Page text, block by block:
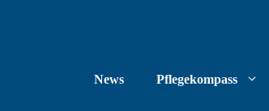
News Pflegekompass